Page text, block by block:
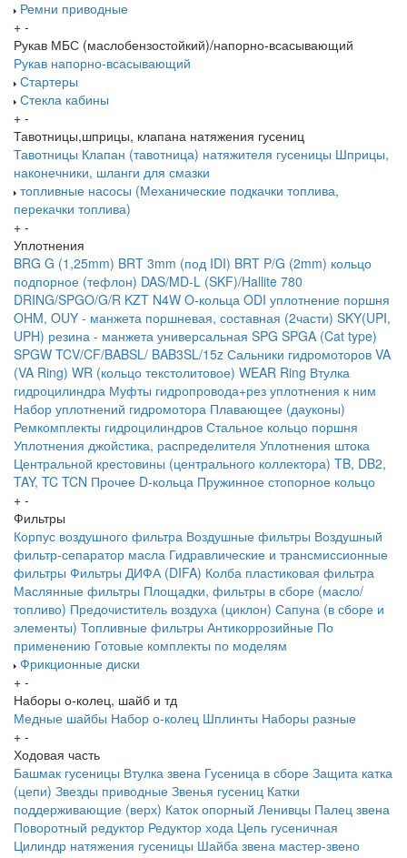
Ремни приводные
+ -
Рукав МБС (маслобензостойкий)/напорно-всасывающий
Рукав напорно-всасывающий
Стартеры
Стекла кабины
+ -
Тавотницы,шприцы, клапана натяжения гусениц
Тавотницы Клапан (тавотница) натяжителя гусеницы Шприцы,
наконечники, шланги для смазки
топливные насосы (Механические подкачки топлива,
перекачки топлива)
+ -
Уплотнения
BRG G (1,25mm) BRT 3mm (под IDI) BRT P/G (2mm) кольцо
подпорное (тефлон) DAS/MD-L (SKF)/Hallite 780
DRING/SPGO/G/R KZT N4W O-кольца ODI уплотнение поршня
OHM, OUY - манжета поршневая, составная (2части) SKY(UPI,
UPH) резина - манжета универсальная SPG SPGA (Cat type)
SPGW TCV/CF/BABSL/ BAB3SL/15z Сальники гидромоторов VA
(VA Ring) WR (кольцо текстолитовое) WEAR Ring Втулка
гидроцилиндра Муфты гидропровода+рез уплотнения к ним
Набор уплотнений гидромотора Плавающее (дауконы)
Ремкомплекты гидроцилиндров Стальное кольцо поршня
Уплотнения джойстика, распределителя Уплотнения штока
Центральной крестовины (центрального коллектора) TB, DB2,
TAY, TC TCN Прочее D-кольца Пружинное стопорное кольцо
+ -
Фильтры
Корпус воздушного фильтра Воздушные фильтры Воздушный
фильтр-сепаратор масла Гидравлические и трансмиссионные
фильтры Фильтры ДИФА (DIFA) Колба пластиковая фильтра
Маслянные фильтры Площадки, фильтры в сборе (масло/
топливо) Предочиститель воздуха (циклон) Сапуна (в сборе и
элементы) Топливные фильтры Антикоррозийные По
применению Готовые комплекты по моделям
Фрикционные диски
+ -
Наборы о-колец, шайб и тд
Медные шайбы Набор о-колец Шплинты Наборы разные
+ -
Ходовая часть
Башмак гусеницы Втулка звена Гусеница в сборе Защита катка
(цепи) Звезды приводные Звенья гусениц Катки
поддерживающие (верх) Каток опорный Ленивцы Палец звена
Поворотный редуктор Редуктор хода Цепь гусеничная
Цилиндр натяжения гусеницы Шайба звена мастер-звено